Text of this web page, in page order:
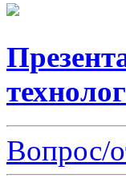
Вопрос/